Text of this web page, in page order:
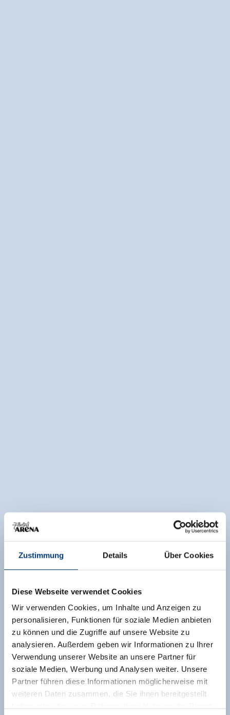
Zustimmung Details Über Cookies
Diese Webseite verwendet Cookies
Wir verwenden Cookies, um Inhalte und Anzeigen zu
personalisieren, Funktionen für soziale Medien anbieten
zu können und die Zugriffe auf unsere Website zu
analysieren. Außerdem geben wir Informationen zu Ihrer
Verwendung unserer Website an unsere Partner für
soziale Medien, Werbung und Analysen weiter. Unsere
Partner führen diese Informationen möglicherweise mit
weiteren Daten zusammen, die Sie ihnen bereitgestellt